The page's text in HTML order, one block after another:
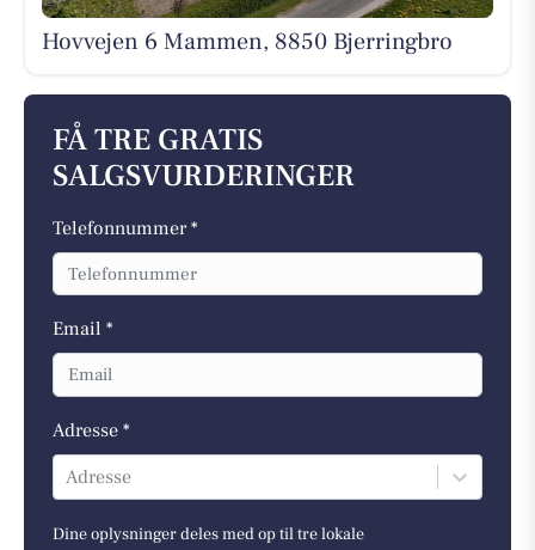
Hovvejen 6 Mammen, 8850 Bjerringbro
FÅ TRE GRATIS
SALGSVURDERINGER
Telefonnummer *
Email *
Adresse *
Adresse
Dine oplysninger deles med op til tre lokale